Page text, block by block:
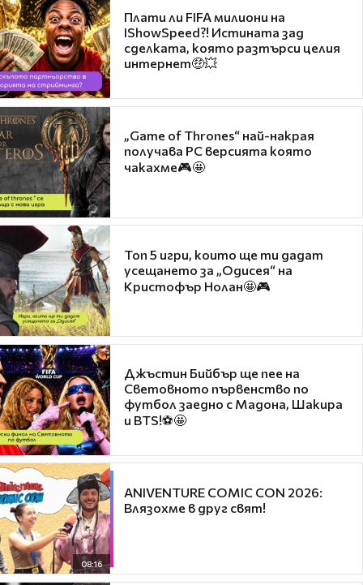
Плати ли FIFA милиони на
IShowSpeed?! Истината зад
сделката, която разтърси целия
интернет🤑💥
„Game of Thrones“ най-накрая
получава PC версията която
чакахме🎮🤩
Топ 5 игри, които ще ти дадат
усещането за „Одисея“ на
Кристофър Нолан🤩🎮
Джъстин Бийбър ще пее на
Световното първенство по
футбол заедно с Мадона, Шакира
и BTS!⚽🤩
08:16
ANIVENTURE COMIC CON 2026:
Влязохме в друг свят!